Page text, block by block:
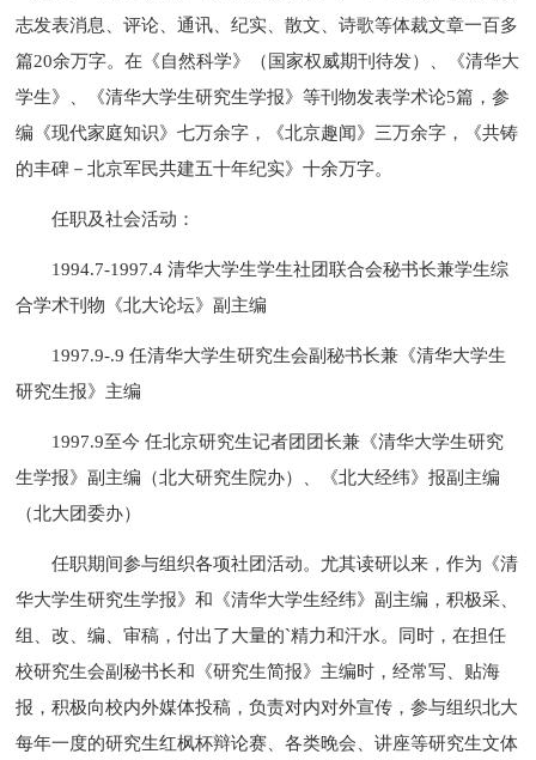
志发表消息、评论、通讯、纪实、散文、诗歌等体裁文章一百多
篇20余万字。在《自然科学》（国家权威期刊待发）、《清华大
学生》、《清华大学生研究生学报》等刊物发表学术论5篇，参
编《现代家庭知识》七万余字，《北京趣闻》三万余字，《共铸
的丰碑－北京军民共建五十年纪实》十余万字。
任职及社会活动：
1994.7-1997.4 清华大学生学生社团联合会秘书长兼学生综
合学术刊物《北大论坛》副主编
1997.9-.9 任清华大学生研究生会副秘书长兼《清华大学生
研究生报》主编
1997.9至今 任北京研究生记者团团长兼《清华大学生研究
生学报》副主编（北大研究生院办）、《北大经纬》报副主编
（北大团委办）
任职期间参与组织各项社团活动。尤其读研以来，作为《清
华大学生研究生学报》和《清华大学生经纬》副主编，积极采、
组、改、编、审稿，付出了大量的`精力和汗水。同时，在担任
校研究生会副秘书长和《研究生简报》主编时，经常写、贴海
报，积极向校内外媒体投稿，负责对内对外宣传，参与组织北大
每年一度的研究生红枫杯辩论赛、各类晚会、讲座等研究生文体